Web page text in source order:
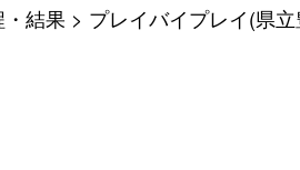
・結果
プレイバイプレイ(県